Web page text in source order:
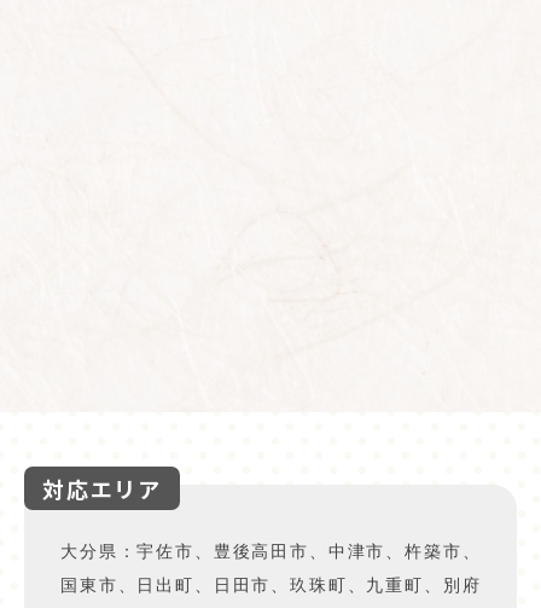
対応エリア
大分県：宇佐市、豊後高田市、中津市、杵築市、
国東市、日出町、日田市、玖珠町、九重町、別府